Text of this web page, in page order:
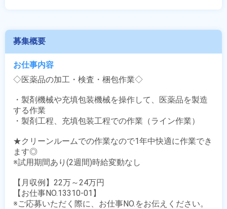
募集概要
お仕事内容
◇医薬品の加工・検査・梱包作業◇
・製剤機械や充填包装機械を操作して、医薬品を製造
する作業
・製剤工程、充填包装工程での作業（ライン作業）
★クリーンルームでの作業なので1年中快適に作業でき
ます◎
※試用期間あり(2週間)時給変動なし
【月収例】22万～24万円
【お仕事NO.13310-01】
※ご応募いただく際に、お仕事NO.をお伝えください。